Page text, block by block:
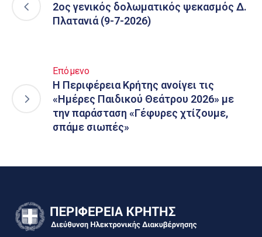
2ος γενικός δολωματικός ψεκασμός Δ.
Πλατανιά (9-7-2026)
Επόμενο
Η Περιφέρεια Κρήτης ανοίγει τις
«Ημέρες Παιδικού Θεάτρου 2026» με
την παράσταση «Γέφυρες χτίζουμε,
σπάμε σιωπές»